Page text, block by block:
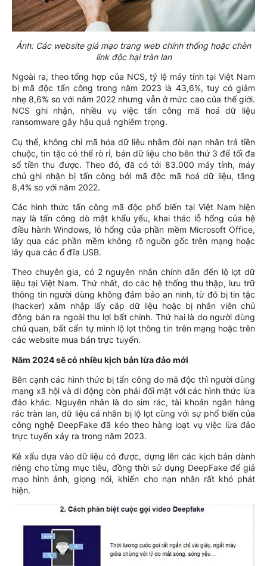
Ảnh: Các website giả mạo trang web chính thống hoặc chèn
link độc hại tràn lan
Ngoài ra, theo tổng hợp của NCS, tỷ lệ máy tính tại Việt Nam
bị mã độc tấn công trong năm 2023 là 43,6%, tuy có giảm
nhẹ 8,6% so với năm 2022 nhưng vẫn ở mức cao của thế giới.
NCS ghi nhận, nhiều vụ việc tấn công mã hoá dữ liệu
ransomware gây hậu quả nghiêm trọng.
Cụ thể, không chỉ mã hóa dữ liệu nhằm đòi nạn nhân trả tiền
chuộc, tin tặc có thể rò rỉ, bán dữ liệu cho bên thứ 3 để tối đa
số tiền thu được. Theo đó, đã có tới 83.000 máy tính, máy
chủ ghi nhận bị tấn công bởi mã độc mã hoá dữ liệu, tăng
8,4% so với năm 2022.
Các hình thức tấn công mã độc phổ biến tại Việt Nam hiện
nay là tấn công dò mật khẩu yếu, khai thác lỗ hổng của hệ
điều hành Windows, lỗ hổng của phần mềm Microsoft Office,
lây qua các phần mềm không rõ nguồn gốc trên mạng hoặc
lây qua các ổ đĩa USB.
Theo chuyên gia, có 2 nguyên nhân chính dẫn đến lộ lọt dữ
liệu tại Việt Nam. Thứ nhất, do các hệ thống thu thập, lưu trữ
thông tin người dùng không đảm bảo an ninh, từ đó bị tin tặc
(hacker) xâm nhập lấy cắp dữ liệu hoặc bị nhân viên chủ
động bán ra ngoài thu lợi bất chính. Thứ hai là do người dùng
chủ quan, bất cẩn tự mình lộ lọt thông tin trên mạng hoặc trên
các website mua bán trực tuyến.
Năm 2024 sẽ có nhiều kịch bản lừa đảo mới
Bên cạnh các hình thức bị tấn công do mã độc thì người dùng
mạng xã hội và di động còn phải đối mặt với các hình thức lừa
đảo khác. Nguyên nhân là do sim rác, tài khoản ngân hàng
rác tràn lan, dữ liệu cá nhân bị lộ lọt cùng với sự phổ biến của
công nghệ DeepFake đã kéo theo hàng loạt vụ việc lừa đảo
trực tuyến xảy ra trong năm 2023.
Kẻ xấu dựa vào dữ liệu có được, dựng lên các kịch bản dành
riêng cho từng mục tiêu, đồng thời sử dụng DeepFake để giả
mạo hình ảnh, giọng nói, khiến cho nạn nhân rất khó phát
hiện.